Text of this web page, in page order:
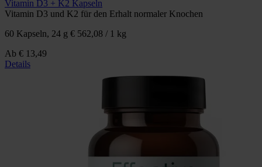
Vitamin D3 + K2 Kapseln
Vitamin D3 und K2 für den Erhalt normaler Knochen
60 Kapseln, 24 g € 562,08 / 1 kg
Ab € 13,49
Details